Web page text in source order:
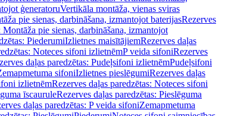
ģeneratoruVertikāla montāža, vienas sviras
pie sienas, darbināšana, izmantojot baterijasRezerves
Montāža pie sienas, darbināšana, izmantojot
PiederumiIzlietnes maisītājiemRezerves daļas
Noteces sifoni izlietnēmP veida sifoniRezerves
daļas paredzētas: Pudeļsifoni izlietnēmPudeļsifoni
sifoniIzlietnes pieslēgumiRezerves daļas
izlietnēmRezerves daļas paredzētas: Noteces sifoni
īscauruleRezerves daļas paredzētas: Pieslēguma
daļas paredzētas: P veida sifoniZemapmetuma